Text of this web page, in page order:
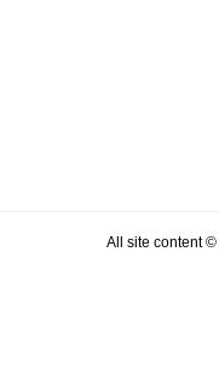
All site content